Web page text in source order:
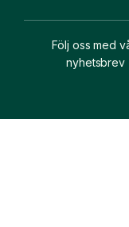
Följ oss med
nyhetsbrev